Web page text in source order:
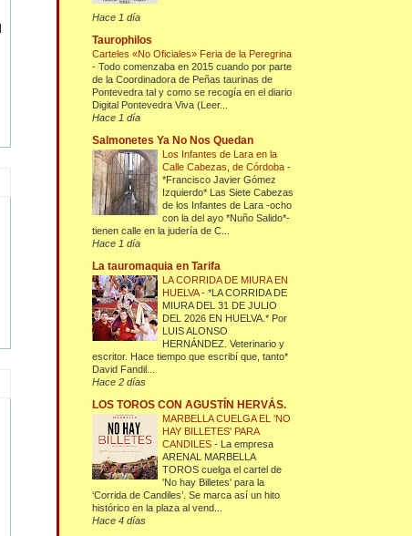
Hace 1 día
Taurophilos
Carteles «No Oficiales» Feria de la Peregrina
-Todo comenzaba en 2015 cuando por parte
de la Coordinadora de Peñas taurinas de
Pontevedra tal y como se recogía en el diario
Digital Pontevedra Viva (Leer...
Hace 1 día
Salmonetes Ya No Nos Quedan
Los Infantes de Lara en la
Calle Cabezas, de Córdoba-
*Francisco Javier Gómez
Izquierdo* Las Siete Cabezas
de los Infantes de Lara -ocho
con la del ayo *Nuño Salido*-
tienen calle en la judería de C...
Hace 1 día
La tauromaquia en Tarifa
LA CORRIDA DE MIURA EN
HUELVA-*LA CORRIDA DE
MIURA DEL 31 DE JULIO
DEL 2026 EN HUELVA.* Por
LUIS ALONSO
HERNÁNDEZ. Veterinario y
escritor. Hace tiempo que escribí que, tanto*
David Fandil...
Hace 2 días
LOS TOROS CON AGUSTÍN HERVÁS.
MARBELLA CUELGA EL 'NO
HAY BILLETES' PARA
CANDILES- La empresa
ARENAL MARBELLA
TOROS cuelga el cartel de
'No hay Billetes' para la
‘Corrida de Candiles’. Se marca así un hito
histórico en la plaza al vend...
Hace 4 días